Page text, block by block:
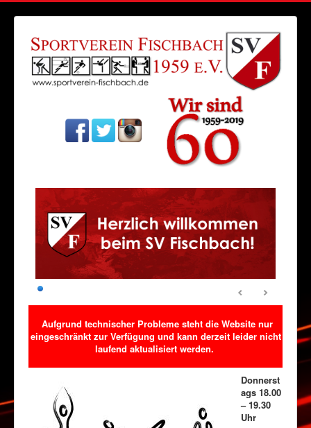
Aufgrund technischer Probleme steht die Website nur
eingeschränkt zur Verfügung und kann derzeit leider nicht
laufend aktualisiert werden.
Donnerst
ags 18.00
– 19.30
Uhr